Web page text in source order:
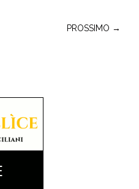
PROSSIMO →